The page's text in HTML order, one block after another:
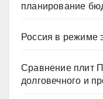
планирование
Россия в режиме
Сравнение плит
долговечного и